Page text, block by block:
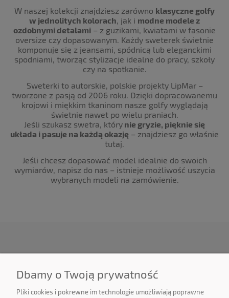
W naszej kolekcji znajdziesz zarówno klasyczne golfy
w jednolitych kolorach, jak i modne modele z
ozdobnymi detalami – z guzikami, kwiatami w fasonie
oversize czy dopasowanym. Każdy sweterek świetnie
komponuje się z jeansami, spódnicą lub eleganckimi
spodniami, tworząc stylizacje idealne do pracy, szkoły
czy na spotkanie.
Sweterki to autorskie, polskie projekty LipMar –
tworzone z pasją od 2006 roku. Dzięki dopracowanemu
krojowi i miękkim tkaninom nasze golfy wyglądają
świetnie nawet po wielu praniach.
Jeśli szukasz swetra, który nie gryzie, pięknie się
układa i pasuje na każdą okazję – znajdziesz go właśnie
tutaj.
Jeśli chcesz dopasować model idealnie do swoich
wymiarów, napisz do nas – istnieje możliwość uszycia
wybranych modeli na zamówienie.
Dbamy o Twoją prywatność
Pliki cookies i pokrewne im technologie umożliwiają poprawne